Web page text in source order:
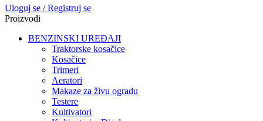
Uloguj se / Registruj se
Proizvodi
BENZINSKI UREĐAJI
Traktorske kosačice
Kosačice
Trimeri
Aeratori
Makaze za živu ogradu
Testere
Kultivatori